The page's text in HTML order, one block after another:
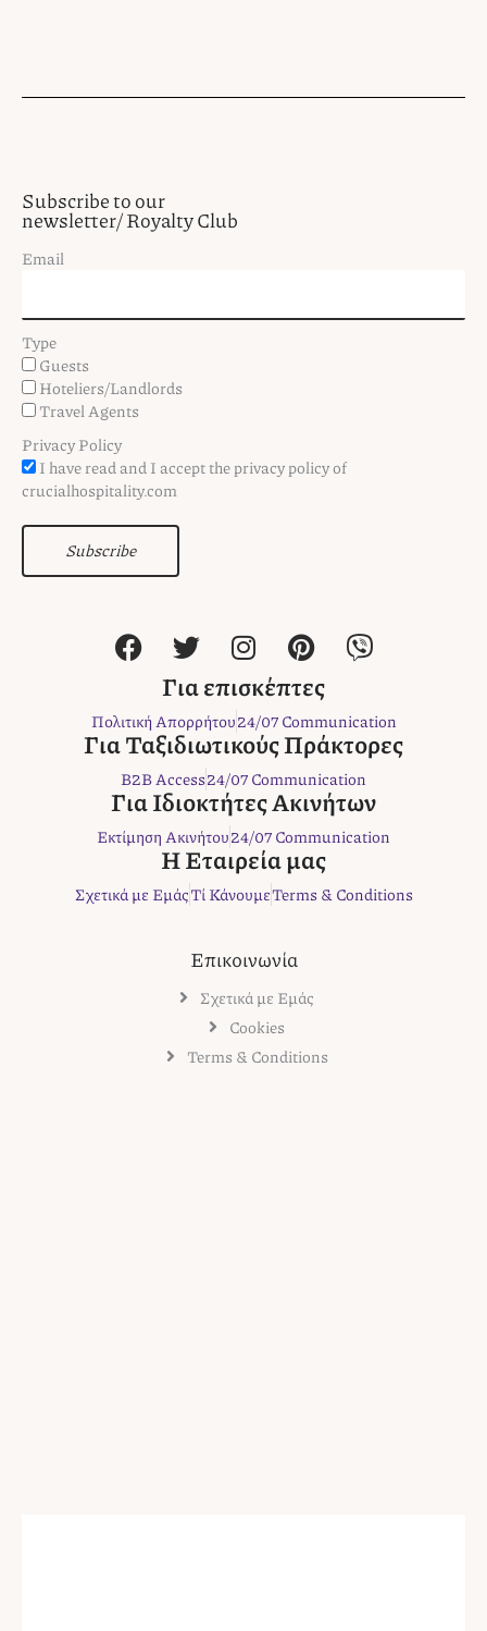
Subscribe to our
newsletter/ Royalty Club
Email
Type
Guests
Hoteliers/Landlords
Travel Agents
Privacy Policy
I have read and I accept the privacy policy of
crucialhospitality.com
Subscribe
F
a
e
b
o
o
k
T
w
i
t
t
e
r
I
n
s
t
a
g
r
a
m
P
i
n
t
e
r
e
s
t
V
i
e
r
Για επισκέπτες
Πολιτική Απορρήτου24/07 Communication
Για Ταξιδιωτικούς Πράκτορες
B2B Access24/07 Communication
Για Ιδιοκτήτες Ακινήτων
Εκτίμηση Ακινήτου24/07 Communication
Η Εταιρεία μας
Σχετικά με ΕμάςΤί ΚάνουμεTerms & Conditions
Επικοινωνία
Σχετικά με Εμάς
Cookies
Terms & Conditions